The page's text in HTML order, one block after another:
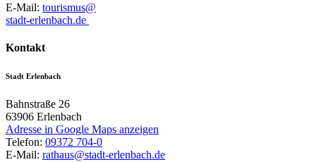
E-Mail: tourismus@
stadt-erlenbach.de
Kontakt
Stadt Erlenbach
Bahnstraße 26
63906 Erlenbach
Adresse in Google Maps anzeigen
Telefon: 09372 704-0
E-Mail: rathaus@stadt-erlenbach.de